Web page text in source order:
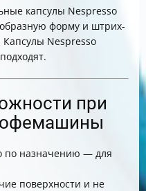
капсулы Nespresso
форму и штрих-
Nespresso
при
по назначению — для
поверхности и не